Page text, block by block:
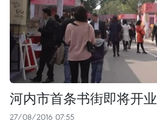
河内市首条书街即将开业
27/08/2016 07:55